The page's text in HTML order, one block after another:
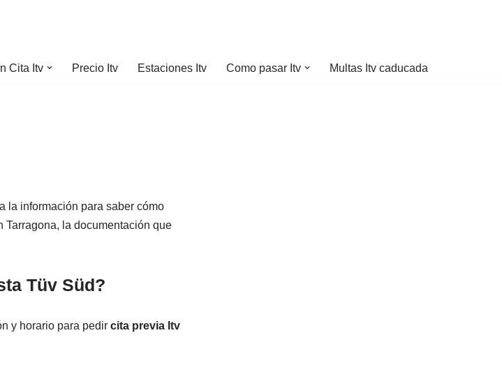
Cita Itv Precio Itv Estaciones Itv Como pasar Itv Multas Itv caducada
la información para saber cómo
la documentación que
Tüv Süd?
y horario para pedir cita previa Itv